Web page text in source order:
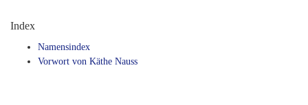
Index
Namensindex
Vorwort von Käthe Nauss